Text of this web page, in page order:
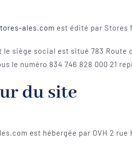
ales.com est édité par Stores
siège social est situé 783 Route
le numéro 834 746 828 000 21
du site
est hébergée par OVH 2 rue